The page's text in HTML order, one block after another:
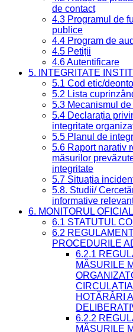
de contact
4.3 Programul de
publice
4.4 Program de
4.5 Petiții
4.6 Autentificare
5. INTEGRITATE
5.1 Cod etic/
5.2 Lista
5.3 Mecanismul
5.4 Declarația
integritate
5.5 Planul de
5.6 Raport narativ
măsurilor
integritate
5.7 Situația
5.8. Studii/
informative
6. MONITORUL
6.1 STATUTUL
6.2
PROCEDURILE
6.2.1
MĂSURILE
HOTĂRÂRI
6.2.2
MĂSURILE